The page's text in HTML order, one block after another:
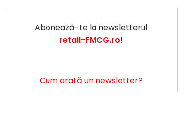
Abonează-te la newsletterul
retail-FMCG.ro!
Cum arată un newsletter?